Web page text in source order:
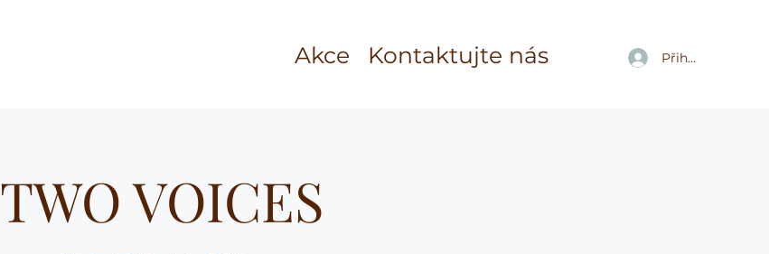
Akce Kontaktujte nás Přihlásit se
TWO VOICES